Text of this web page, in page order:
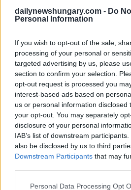
dailynewshungary.com - Do
Personal Information
If you wish to opt-out of the sale,
processing of your personal or
targeted advertising by us, please
section to confirm your selection.
opt-out request is processed you
interest-based ads based on
us or personal information disclosed
your opt-out. You may separately
disclosure of your personal
IAB’s list of downstream
also be disclosed by us to third
Downstream Participants that may
Please note that this website/app
Personal Data Processing Opt
Foto:
Il divario dei prezzi si sta riducendo nella
pressione rimane
È interessante notare che il divario tra le
economiche e quelle più costose sta
anno fa, gli acquirenti della città più
mezza. Questa convergenza suggerisce